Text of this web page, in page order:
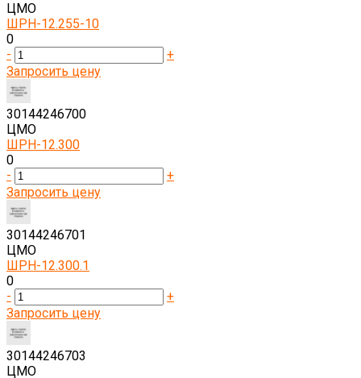
ЦМО
ШРН-12.255-10
0
-
+
Запросить цену
30144246700
ЦМО
ШРН-12.300
0
-
+
Запросить цену
30144246701
ЦМО
ШРН-12.300.1
0
-
+
Запросить цену
30144246703
ЦМО